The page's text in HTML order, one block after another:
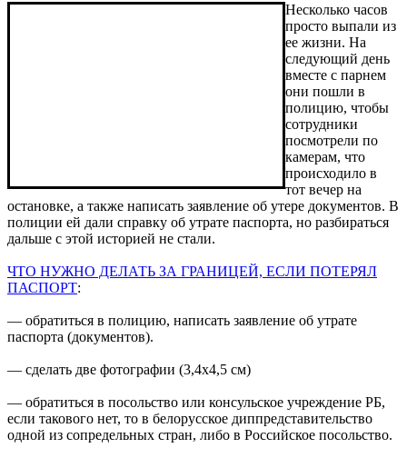
Несколько часов
просто выпали из
ее жизни. На
следующий день
вместе с парнем
они пошли в
полицию, чтобы
сотрудники
посмотрели по
камерам, что
происходило в
тот вечер на
остановке, а также написать заявление об утере документов. В
полиции ей дали справку об утрате паспорта, но разбираться
дальше с этой историей не стали.
ЧТО НУЖНО ДЕЛАТЬ ЗА ГРАНИЦЕЙ, ЕСЛИ ПОТЕРЯЛ
ПАСПОРТ:
— обратиться в полицию, написать заявление об утрате
паспорта (документов).
— сделать две фотографии (3,4х4,5 см)
— обратиться в посольство или консульское учреждение РБ,
если такового нет, то в белорусское диппредставительство
одной из сопредельных стран, либо в Российское посольство.